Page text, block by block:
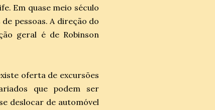
Em quase meio século
pessoas. A direção do
geral é de Robinson
oferta de excursões
que podem ser
deslocar de automóvel